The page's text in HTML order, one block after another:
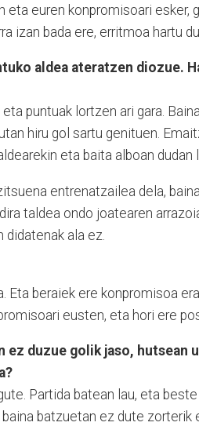
eta euren konpromisoari esker,
izan bada ere, erritmoa hartu
aldea ateratzen diozue.
puntuak lortzen ari gara.
hiru gol sartu genituen.
eta baita alboan dudan
entrenatzailea dela,
taldea ondo joatearen
didatenak ala ez.
Eta beraiek ere konpromisoa
eusten, eta hori ere
ez duzue golik jaso, hutsean
Partida batean lau, eta
batzuetan ez dute zorterik